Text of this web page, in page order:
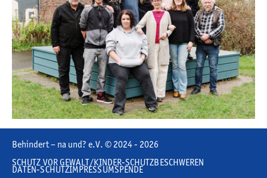
Behindert – na und? e.V. © 2024 - 2026
SCHUTZ VOR GEWALT/KINDER-SCHUTZBESCHWEREN
DATEN-SCHUTZIMPRESSUMSPENDE